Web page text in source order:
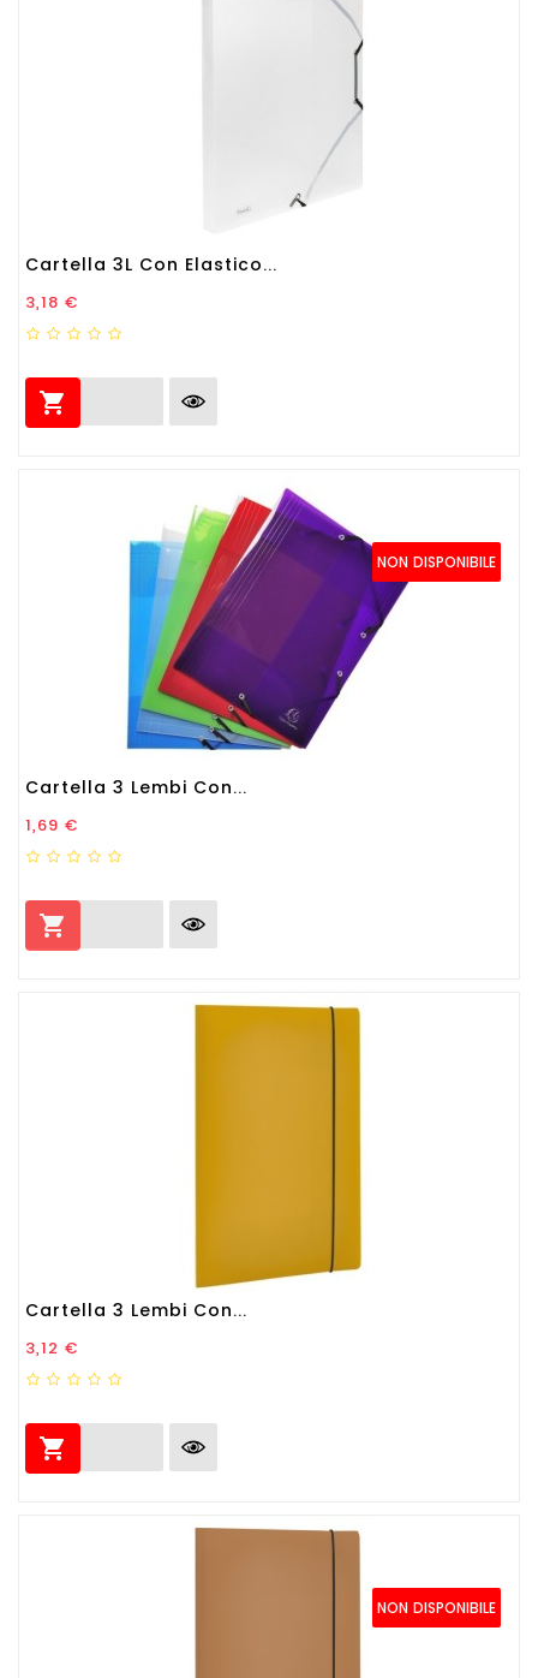
Cartella 3L Con Elastico...
Prezzo
3,18 €

NON DISPONIBILE
Cartella 3 Lembi Con...
Prezzo
1,69 €

Cartella 3 Lembi Con...
Prezzo
3,12 €

NON DISPONIBILE